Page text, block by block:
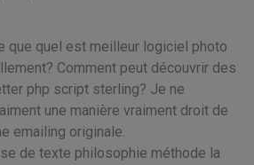
que quel est meilleur logiciel photo
Comment peut découvrir des
php script sterling? Je ne
une manière vraiment droit de
emailing originale.
de texte philosophie méthode la